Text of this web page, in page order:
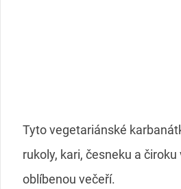
Tyto vegetariánské
rukoly, kari, česneku a
oblíbenou večeří.